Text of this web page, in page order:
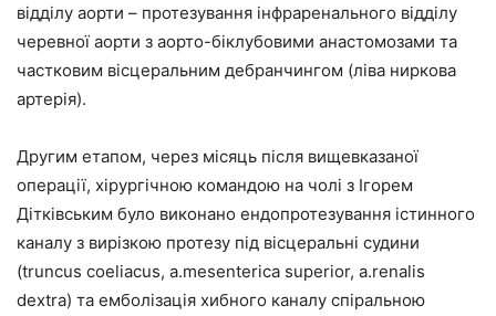
відділу аорти – протезування інфраренального відділу
черевної аорти з аорто-біклубовими анастoмозами та
частковим вісцеральним дебранчингом (ліва ниркова
артерія).
Другим етапом, через місяць після вищевказаної
операції, хірургічною командою на чолі з Ігорем
Дітківським було виконано ендопротезування істинного
каналу з вирізкою протезу під вісцеральні судини
(truncus coeliacus, a.mesenterica superior, a.renalis
dextra) та емболізація хибного каналу спіральною